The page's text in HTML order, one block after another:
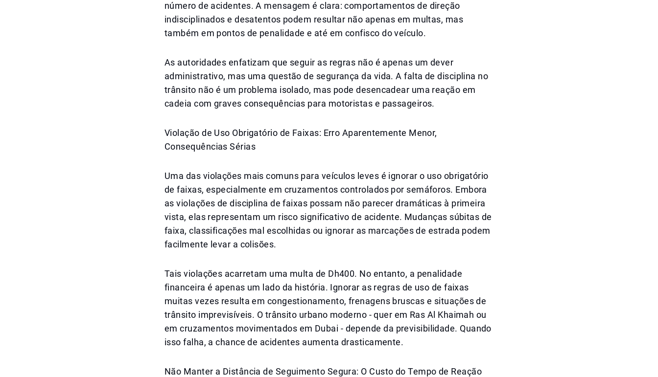
número de acidentes. A mensagem é clara: comportamentos de direção
indisciplinados e desatentos podem resultar não apenas em multas, mas
também em pontos de penalidade e até em confisco do veículo.
As autoridades enfatizam que seguir as regras não é apenas um dever
administrativo, mas uma questão de segurança da vida. A falta de disciplina no
trânsito não é um problema isolado, mas pode desencadear uma reação em
cadeia com graves consequências para motoristas e passageiros.
Violação de Uso Obrigatório de Faixas: Erro Aparentemente Menor,
Consequências Sérias
Uma das violações mais comuns para veículos leves é ignorar o uso obrigatório
de faixas, especialmente em cruzamentos controlados por semáforos. Embora
as violações de disciplina de faixas possam não parecer dramáticas à primeira
vista, elas representam um risco significativo de acidente. Mudanças súbitas de
faixa, classificações mal escolhidas ou ignorar as marcações de estrada podem
facilmente levar a colisões.
Tais violações acarretam uma multa de Dh400. No entanto, a penalidade
financeira é apenas um lado da história. Ignorar as regras de uso de faixas
muitas vezes resulta em congestionamento, frenagens bruscas e situações de
trânsito imprevisíveis. O trânsito urbano moderno - quer em Ras Al Khaimah ou
em cruzamentos movimentados em Dubai - depende da previsibilidade. Quando
isso falha, a chance de acidentes aumenta drasticamente.
Não Manter a Distância de Seguimento Segura: O Custo do Tempo de Reação